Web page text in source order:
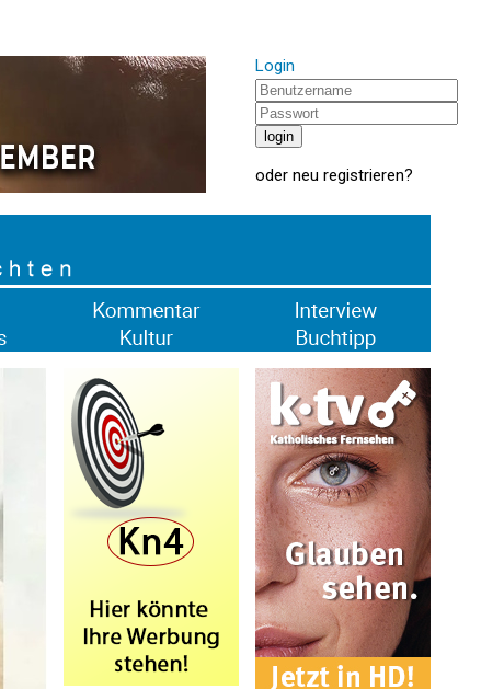
Login
oder neu registrieren?